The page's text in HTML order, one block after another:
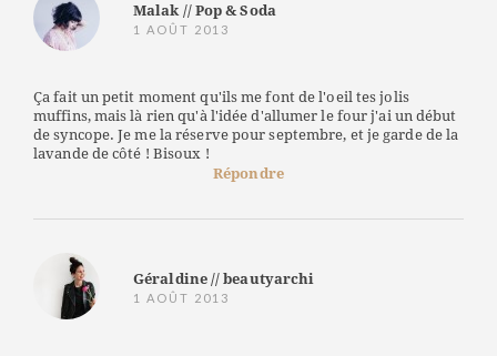
Malak // Pop & Soda
1 AOÛT 2013
Ça fait un petit moment qu'ils me font de l'oeil tes jolis
muffins, mais là rien qu'à l'idée d'allumer le four j'ai un début
de syncope. Je me la réserve pour septembre, et je garde de la
lavande de côté ! Bisoux !
Répondre
Géraldine // beautyarchi
1 AOÛT 2013